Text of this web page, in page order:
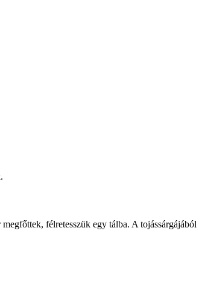
félretesszük egy tálba. A tojássárgájából